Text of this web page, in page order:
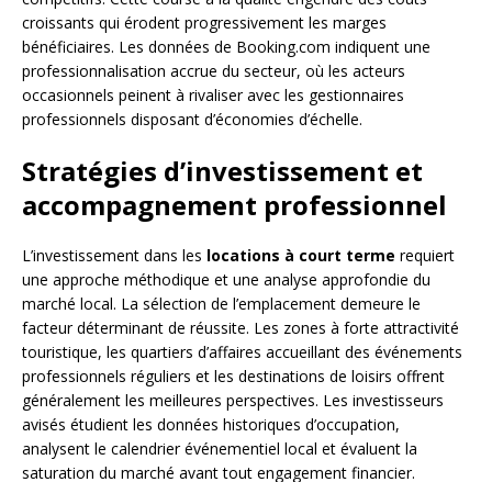
croissants qui érodent progressivement les marges
bénéficiaires. Les données de Booking.com indiquent une
professionnalisation accrue du secteur, où les acteurs
occasionnels peinent à rivaliser avec les gestionnaires
professionnels disposant d’économies d’échelle.
Stratégies d’investissement et
accompagnement professionnel
L’investissement dans les locations à court terme requiert
une approche méthodique et une analyse approfondie du
marché local. La sélection de l’emplacement demeure le
facteur déterminant de réussite. Les zones à forte attractivité
touristique, les quartiers d’affaires accueillant des événements
professionnels réguliers et les destinations de loisirs offrent
généralement les meilleures perspectives. Les investisseurs
avisés étudient les données historiques d’occupation,
analysent le calendrier événementiel local et évaluent la
saturation du marché avant tout engagement financier.